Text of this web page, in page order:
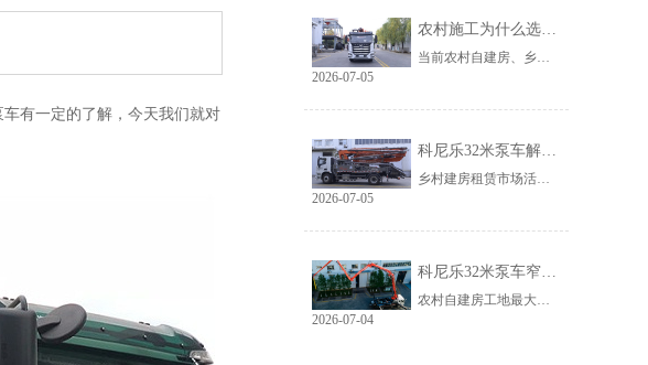
有一定的了解，今天我们就对
农村施工为什么选择科尼乐32米泵车
当前农村自建房、乡镇小型基建需求持续上涨，乡镇泵车租赁需求稳定、回款快，是很多租赁老板的核心盈利市场。但农村工况复杂、场地受限、料况不稳定，传统大机型进场难、闲置高，杂牌小机型配置缩水、故障多、运维贵。综合工况适配性、稳定性、性价比来看，科尼乐32米泵车凭借均衡的参数配置和乡镇专属性能，成为农村施工的黄金主力机型。
2026-07-05
科尼乐32米泵车解决乡村窄巷通行难题
乡村建房租赁市场活源充足，但普遍存在路况差、场地窄、就位难等问题。传统大臂架泵车车身宽、轴距长、支腿占用空间大，受限于乡村路况，大量乡镇工地无法进场施工，导致很多租赁老板明明有活却接不到，严重限制接单范围与全年收益。科尼乐32米泵车从结构层面专项优化，彻底破解乡村窄巷通行、就位、施工三大痛点。
2026-07-05
科尼乐32米泵车窄巷施工优势解析
农村自建房工地最大的特点就是空间受限，巷道窄、院落小、障碍物多。市面上多数常规泵车车身尺寸大、支腿跨度宽，往往出现能进村、进不了院、进院不能施工的尴尬情况，最后只能人工接管浇筑，施工慢、人工贵、甲方满意度低。想要拿下乡镇窄场活源，设备的窄巷适配能力是关键，科尼乐32米泵车针对性优化狭小场地性能，完美适配农村复杂工况。
2026-07-04